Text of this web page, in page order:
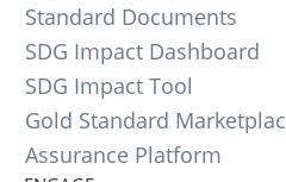
Standard Documents
SDG Impact Dashboard
SDG Impact Tool
Gold Standard
Assurance Platform